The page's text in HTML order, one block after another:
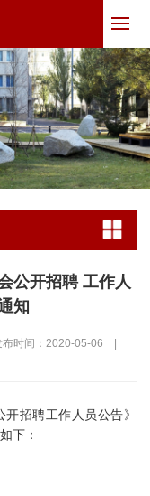
公开招聘 工作人
知
布时间：2020-05-06
|
招聘工作人员公告》
下：